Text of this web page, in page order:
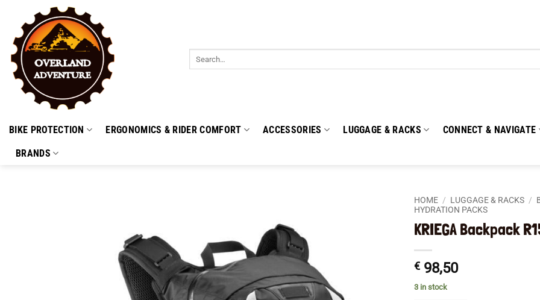
content
BIKE PROTECTION ERGONOMICS & RIDER COMFORT ACCESSORIES LUGGAGE & RACKS CONNECT & NAVIGATE
BRANDS
HOME / LUGGAGE & RACKS /
HYDRATION PACKS
KRIEGA Backpack
€ 98,50
3 in stock